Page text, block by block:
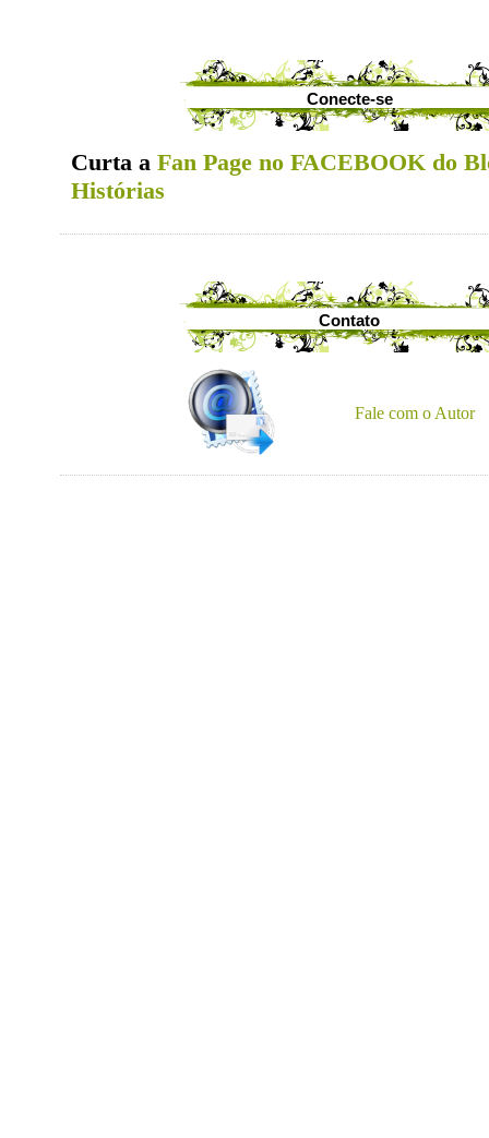
Conecte-se
Curta a Fan Page no FACEBOOK do
Histórias
Contato
Fale com o Autor